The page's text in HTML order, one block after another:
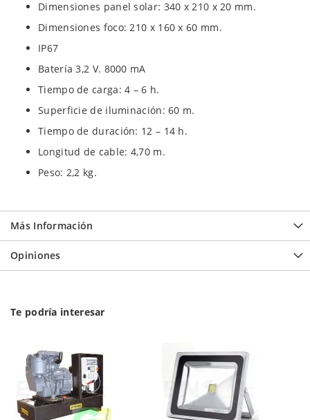
Dimensiones panel solar: 340 x 210 x 20 mm.
Dimensiones foco: 210 x 160 x 60 mm.
IP67
Batería 3,2 V. 8000 mA
Tiempo de carga: 4 – 6 h.
Superficie de iluminación: 60 m.
Tiempo de duración: 12 – 14 h.
Longitud de cable: 4,70 m.
Peso: 2,2 kg.
Más Información
Opiniones
Te podría interesar